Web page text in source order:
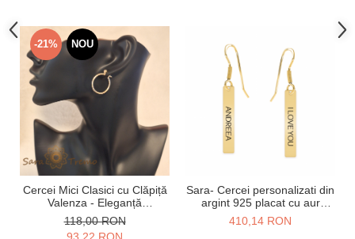
-21% NOU
Cercei Mici Clasici cu Clăpiță
Valenza - Eleganță
Atemporală pentru Doamne,
2.5 cm
118,00 RON
Sara- Cercei personalizati din
argint 925 placat cu aur
galben 24K
410,14 RON